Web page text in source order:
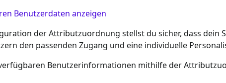
Benutzerdaten anzeigen
der Attributzuordnung stellst du sicher, dass dein
den passenden Zugang und eine individuelle
Benutzerinformationen mithilfe der